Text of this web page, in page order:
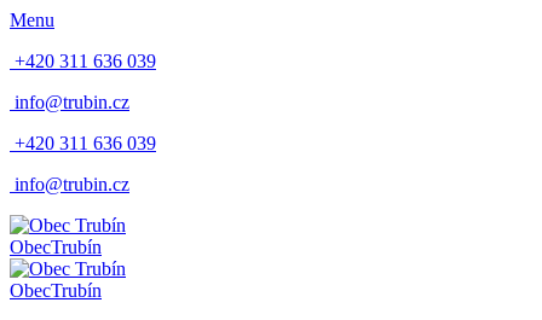
Menu
+420 311 636 039
info@trubin.cz
+420 311 636 039
info@trubin.cz
ObecTrubín
ObecTrubín